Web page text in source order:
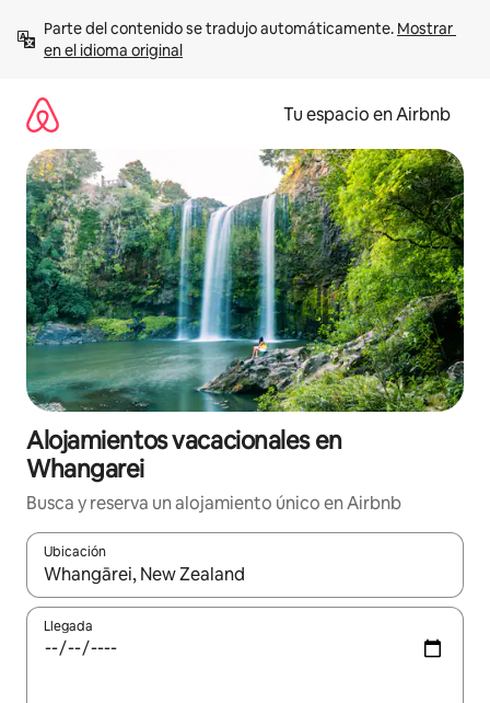
contenido
Parte del contenido se tradujo automáticamente. Mostrar
en el idioma original
Tu espacio en Airbnb
Alojamientos vacacionales en
Whangarei
Busca y reserva un alojamiento único en Airbnb
Ubicación
Cuando los resultados estén disponibles, podrás navegar
Llegada